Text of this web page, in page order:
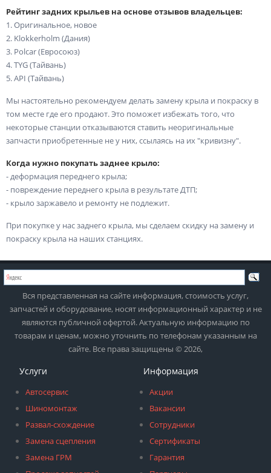
Рейтинг задних крыльев на основе отзывов владельцев:
1. Оригинальное, новое
2. Klokkerholm (Дания)
3. Polcar (Евросоюз)
4. TYG (Тайвань)
5. API (Тайвань)
Мы настоятельно рекомендуем делать замену крыла и покраску в
том месте где его продают. Это поможет избежать того, что
некоторые станции отказываются ставить неоригинальные
запчасти приобретенные не у них, ссылаясь на их "кривизну".
Когда нужно покупать заднее крыло:
- деформация переднего крыла;
- повреждение переднего крыла в результате ДТП;
- крыло заржавело и ремонту не подлежит.
При покупке у нас заднего крыла, мы сделаем скидку на замену и
покраску крыла на наших станциях.
Вся представленная на сайте информация, стоимость услуг,
запчастей и оборудование, носят информационный характер и не
являются публичной офертой. Актуальную информацию по
товарам и ценам, можно уточнить по телефонам указанным на
сайте. Все права защищены © 2026,
Услуги
Автосервис
Шиномонтаж
Развал-схождение
Замена сцепления
Замена ГРМ
Информация
Акции
Вакансии
Сотрудники
Сертификаты
Гарантия